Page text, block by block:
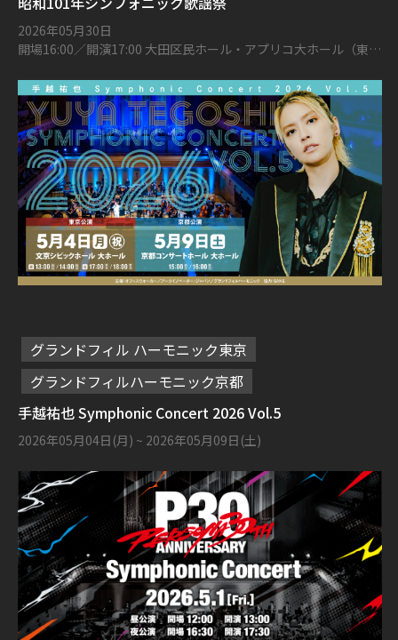
2026年05月30日
開場16:00／開演17:00 大田区民ホール・アプリコ大ホール（東京
グランドフィル ハーモニック東京
グランドフィルハーモニック京都
手越祐也 Symphonic Concert 2026 Vol.5
2026年05月04日(月) ~ 2026年05月09日(土)